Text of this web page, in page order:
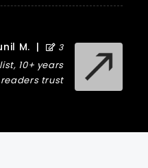
M. | 3 יול 2026
10+ years.
trust.